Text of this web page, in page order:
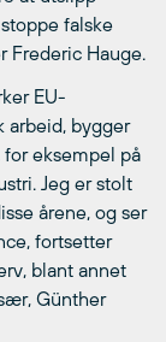
falske
Frederic Hauge.
EU-
arbeid, bygger
eksempel på
Jeg er stolt
årene, og ser
fortsetter
blant annet
Günther